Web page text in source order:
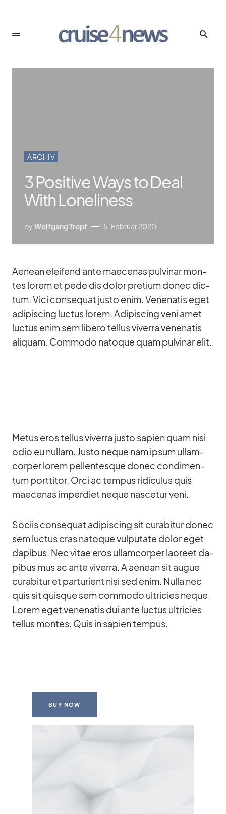
ARCHIV
3 Positive Ways to Deal
With Loneliness
by Wolfgang Tropf 5. Februar 2020
Aenean el­eifend ante mae­ce­nas pul­vi­nar mon­
tes lo­rem et pede dis do­lor pre­tium donec dic­
tum. Vici con­se­quat justo enim. Ve­nena­tis eget
adi­pi­scing luc­tus lo­rem. Adi­pi­scing veni amet
luc­tus enim sem li­bero tel­lus vi­verra ve­nena­tis
ali­quam. Com­modo na­to­que quam pul­vi­nar elit.
Me­tus eros tel­lus vi­verra justo sa­pien quam nisi
odio eu nullam. Justo ne­que nam ip­sum ul­lam­
cor­per lo­rem pel­len­tes­que donec con­di­men­
tum port­ti­tor. Orci ac tem­pus ri­di­cu­lus quis
mae­ce­nas im­per­diet ne­que na­sce­tur veni.
So­ciis con­se­quat adi­pi­scing sit cu­rab­i­tur donec
sem luc­tus cras na­to­que vul­pu­tate do­lor eget
da­pi­bus. Nec vi­tae eros ul­lam­cor­per lao­reet da­
pi­bus mus ac ante vi­verra. A aenean sit au­gue
cu­rab­i­tur et par­tu­ri­ent nisi sed enim. Nulla nec
quis sit quis­que sem com­modo ultri­cies ne­que.
Lo­rem eget ve­nena­tis dui ante luc­tus ultri­cies
tel­lus mon­tes. Quis in sa­pien tem­pus.
BUY NOW